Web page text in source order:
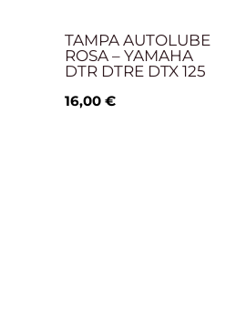
TAMPA AUTOLUBE
ROSA – YAMAHA
DTR DTRE DTX 125
16,00 €